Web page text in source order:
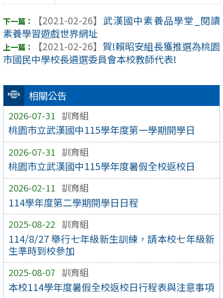
相關公告
2026-07-31 訓育組
桃園市立武漢國中115學年度第一學期開學日
2026-07-31 訓育組
桃園市立武漢國中115學年度暑假全校返校日
2026-02-11 訓育組
114學年度第二學期開學日日程
2025-08-22 訓育組
114/8/27 舉行七年級新生訓練，請本校七年級新
生準時到校參加
2025-08-07 訓育組
本校114學年度暑假全校返校日行程表與注意事項
【2021-02-26】 武漢國中素養品學堂_閱讀
素養學習遊戲世界網址
【2021-02-26】 賀!賴昭安組長獲推選為桃園
市國民中學校長遴選委員會本校教師代表!